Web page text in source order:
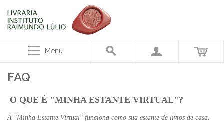
Menu
FAQ
O QUE É "MINHA ESTANTE VIRTUAL"?
A "Minha Estante Virtual" funciona como sua estante de livros de casa.